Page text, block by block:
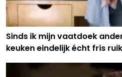
Sinds ik mijn vaatdoek
keuken eindelijk écht fris